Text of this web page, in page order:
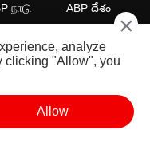
நாடு ABP దేశం
Copyright@2026.
×
analyze
clicking "Allow", you
Allow